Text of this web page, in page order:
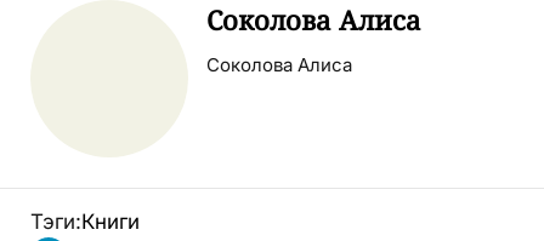
Соколова Алиса
Соколова Алиса
Тэги:Книги